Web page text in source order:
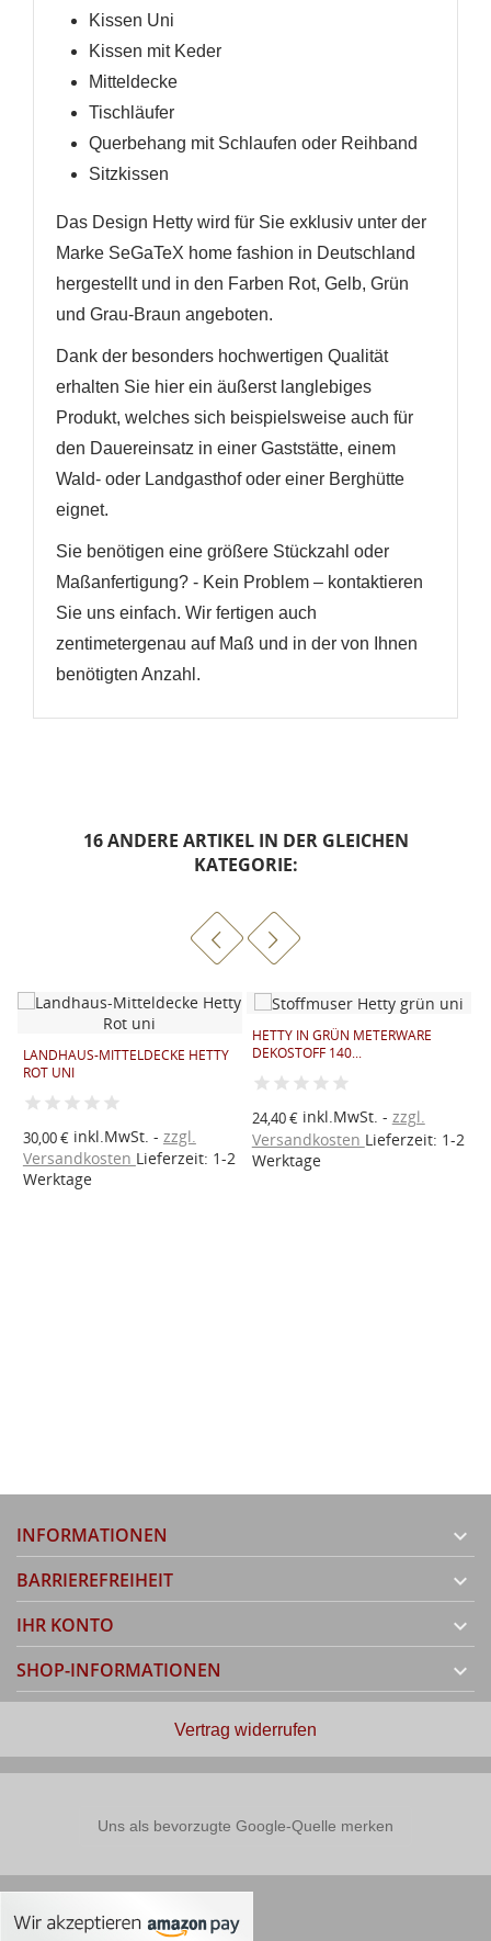
Kissen Uni
Kissen mit Keder
Mitteldecke
Tischläufer
Querbehang mit Schlaufen oder Reihband
Sitzkissen
Das Design Hetty wird für Sie exklusiv unter der
Marke SeGaTeX home fashion in Deutschland
hergestellt und in den Farben Rot, Gelb, Grün
und Grau-Braun angeboten.
Dank der besonders hochwertigen Qualität
erhalten Sie hier ein äußerst langlebiges
Produkt, welches sich beispielsweise auch für
den Dauereinsatz in einer Gaststätte, einem
Wald- oder Landgasthof oder einer Berghütte
eignet.
Sie benötigen eine größere Stückzahl oder
Maßanfertigung? - Kein Problem – kontaktieren
Sie uns einfach. Wir fertigen auch
zentimetergenau auf Maß und in der von Ihnen
benötigten Anzahl.
16 ANDERE ARTIKEL IN DER GLEICHEN
KATEGORIE:
LANDHAUS-MITTELDECKE HETTY
ROT UNI
30,00 €inkl.MwSt.
zzgl.
Versandkosten Lieferzeit: 1-2
Werktage
HETTY IN GRÜN METERWARE
DEKOSTOFF 140...
24,40 €inkl.MwSt.
zzgl.
Versandkosten Lieferzeit: 1-2
Werktage
INFORMATIONEN 
BARRIEREFREIHEIT 
IHR KONTO 
SHOP-INFORMATIONEN 
Vertrag widerrufen
Uns als bevorzugte Google-Quelle merken